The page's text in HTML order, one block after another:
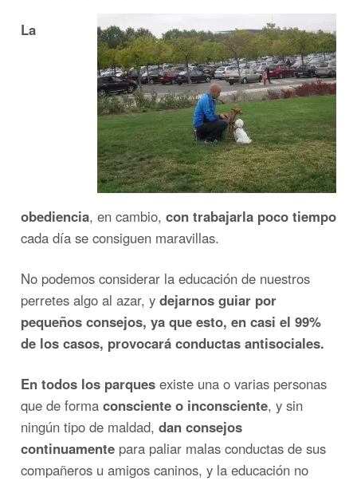
La
obediencia, en cambio, con trabajarla poco tiempo
cada día se consiguen maravillas.
No podemos considerar la educación de nuestros
perretes algo al azar, y dejarnos guiar por
pequeños consejos, ya que esto, en casi el 99%
de los casos, provocará conductas antisociales.
En todos los parques existe una o varias personas
que de forma consciente o inconsciente, y sin
ningún tipo de maldad, dan consejos
continuamente para paliar malas conductas de sus
compañeros u amigos caninos, y la educación no